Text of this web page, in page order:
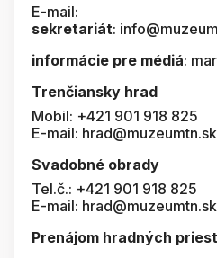
E-mail:
sekretariát:
informácie pre médiá:
Trenčiansky hrad
Mobil: +421 901 918 825
E-mail: hrad@muzeumtn.sk
Svadobné obrady
Tel.č.: +421 901 918 825
E-mail: hrad@muzeumtn.sk
Prenájom hradných